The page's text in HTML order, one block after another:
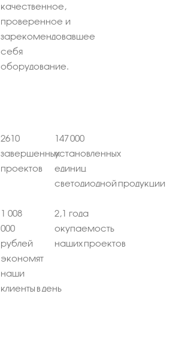
качественное,
проверенное и
зарекомендовавшее
себя
оборудование.
2610
завершенных
проектов
147 000
установленных
единиц
светодиодной продукции
1 008
000
рублей
экономят
наши
клиенты в день
2,1 года
окупаемость
наших проектов